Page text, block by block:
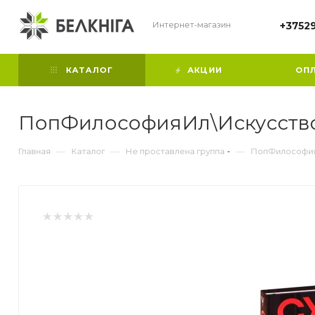
Интернет-магазин
КАТАЛОГ АКЦИИ
Главная — Каталог — Не проставлена группа —